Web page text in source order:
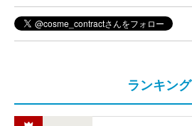
ランキング